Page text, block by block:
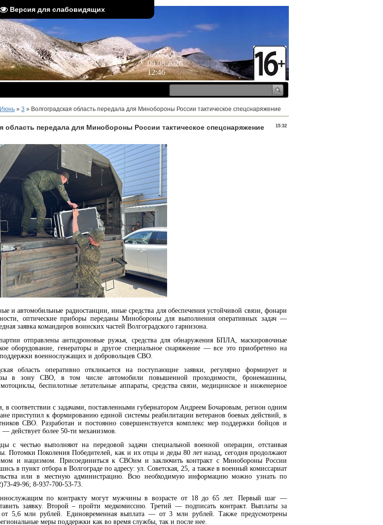
Версия для слабовидящих
Воскресенье
09.08.2026
12:46
Июнь » 3 » Волгоградская область передала для Минобороны России тактическое спецснаряжение
15:32
область передала для Минобороны России тактическое спецснаряжение
и автомобильные радиостанции, иные средства для обеспечения устойчивой связи, фонари
оптические приборы переданы Минобороны для выполнения оперативных задач —
заявка командиров воинских частей Волгоградского гарнизона.
отправлены антидроновые ружья, средства для обнаружения БПЛА, маскировочные
оборудование, генераторы и другое специальное снаряжение — все это приобретено на
военнослужащих и добровольцев СВО.
область оперативно откликается на поступающие заявки, регулярно формирует и
в зону СВО, в том числе автомобили повышенной проходимости, бронемашины,
беспилотные летательные аппараты, средства связи, медицинское и инженерное
в соответствии с задачами, поставленными губернатором Андреем Бочаровым, регион одним
приступил к формированию единой системы реабилитации ветеранов боевых действий, в
СВО. Разработан и постоянно совершенствуется комплекс мер поддержки бойцов и
— действует более 50-ти механизмов.
с честью выполняют на передовой задачи специальной военной операции, отстаивая
Потомки Поколения Победителей, как и их отцы и деды 80 лет назад, сегодня продолжают
и нацизмом. Присоединиться к СВОим и заключить контракт с Минобороны России
в пункт отбора в Волгограде по адресу: ул. Советская, 25, а также в военный комиссариат
или в местную администрацию. Всю необходимую информацию можно узнать по
49-96; 8-937-700-53-73.
по контракту могут мужчины в возрасте от 18 до 65 лет. Первый шаг —
заявку. Второй – пройти медкомиссию. Третий — подписать контракт. Выплаты за
5,6 млн рублей. Единовременная выплата — от 3 млн рублей. Также предусмотрены
меры поддержки как во время службы, так и после нее.